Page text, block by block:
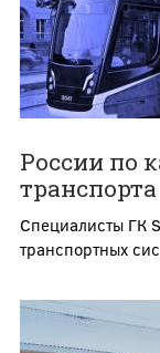
России по
транспорта
Специалисты ГК
транспортных